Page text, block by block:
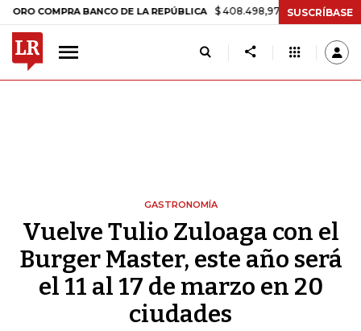
BANCO DE LA REPÚBLICA $ 408.498,97 +$ 8.753,81 +2,19%
SUSCRÍBASE
GASTRONOMÍA
Vuelve Tulio Zuloaga con el
Burger Master, este año será
el 11 al 17 de marzo en 20
ciudades